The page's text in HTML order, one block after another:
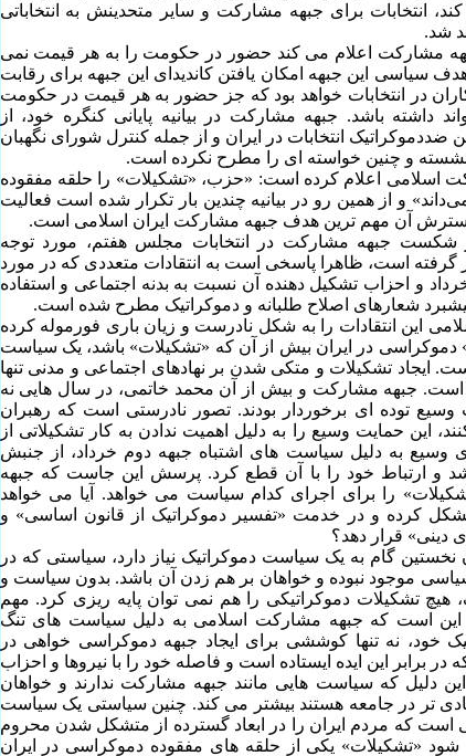
انتخابات برای جبهه مشارکت و سایر متحدینش به انتخاباتی
شد.
مشارکت اعلام می کند حضور در حکومت را به هر قیمت نمی
سیاسی این جبهه امکان یافتن کاندیدای این جبهه برای رقابت
در انتخابات خواهد بود که جز حضور به هر قیمت در حکومت
داشته باشد. جبهه مشارکت در بیانیه پایانی کنگره خود، از
ضددموکراتیک انتخابات در ایران و از جمله کنترل شورای نگهبان
نشسته و چنین خواسته ای را مطرح نکرده است.
اسلامی اعلام کرده است: «حزب، «تشکیلات» را حلقه مفقوده
و از همین رو در بیانیه چندین بار تکرار شده است فعالیت
آن مهم ترین هدف جبهه مشارکت ایران اسلامی است.
شکست جبهه مشارکت در انتخابات مجلس هفتم، مورد توجه
گرفته است، ظاهرا پاسخی است به انتقادات متعددی که در مورد
و احزاب تشکیل دهنده آن نسبت به بدنه اجتماعی و استفاده
شعارهای اصلاح طلبانه و دموکراتیک مطرح شده است.
این انتقادات را به شکل نادرست و زیان باری فورموله کرده
دموکراسی در ایران بیش از آن که «تشکیلات» باشد، یک سیاست
ایجاد تشکیلات و متکی شدن بر نهادهای اجتماعی و مدنی تنها
جبهه مشارکت و بیش از آن محمد خاتمی، در سال هایی نه
وسیع توده ای برخوردار بودند. تصور نادرستی است که رهبران
این حمایت وسیع را به دلیل اهمیت ندادن به کار تشکیلاتی از
وسیع به دلیل سیاست های اشتباه جبهه دوم خرداد، از جنبش
شد و ارتباط خود را با آن قطع کرد. پرسش این جاست که جبهه
را برای اجرای کدام سیاست می خواهد. آیا می خواهد
کرده و در خدمت «تفسیر دموکراتیک از قانون اساسی» و
دینی» قرار دهد؟
نخستین گام به یک سیاست دموکراتیک نیاز دارد، سیاستی که در
موجود نبوده و خواهان بر هم زدن آن باشد. بدون سیاست و
تشکیلات دموکراتیکی را هم نمی توان پایه ریزی کرد. مهم
این است که جبهه مشارکت اسلامی به دلیل سیاست های تنگ
خود، نه تنها کوششی برای ایجاد جبهه دموکراسی خواهی در
در برابر این ایده ایستاده است و فاصله خود را با نیروها و احزاب
دلیل که سیاست هایی مانند جبهه مشارکت ندارند و خواهان
تر در جامعه هستند بیشتر می کند. چنین سیاستی یک سیاست
است که مردم ایران را در ابعاد گسترده از متشکل شدن محروم
شود «تشکیلات» یکی از حلقه های مفقوده دموکراسی در ایران